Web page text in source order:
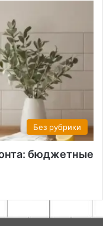
Без рубрики
бюджетные